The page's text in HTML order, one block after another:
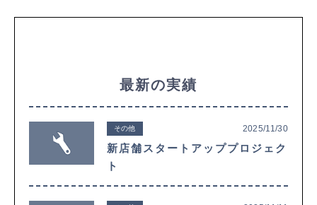
最新の実績
その他 2025/11/30
新店舗スタートアッププロジェク
ト